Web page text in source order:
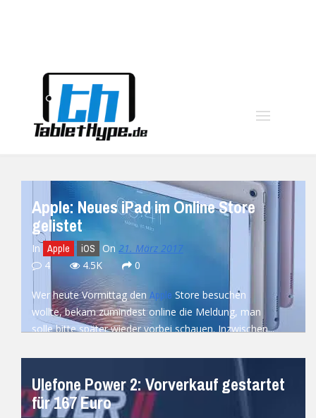
Apple: Neues iPad im Online Store
gelistet
In Apple iOS On 21. März 2017
4
4.5K 0
Wer heute Vormittag den Apple Store besuchen
wollte, bekam zumindest online die Meldung, man
solle bitte später wieder vorbei schauen. Inzwischen...
Ulefone Power 2: Vorverkauf gestartet
für 167 Euro